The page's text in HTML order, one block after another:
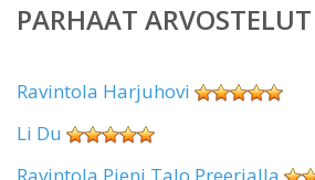
PARHAAT ARVOSTELUT
Ravintola Harjuhovi
Li Du